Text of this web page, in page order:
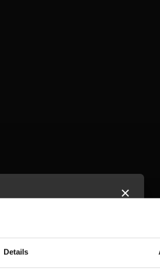
Details
×
PÅ